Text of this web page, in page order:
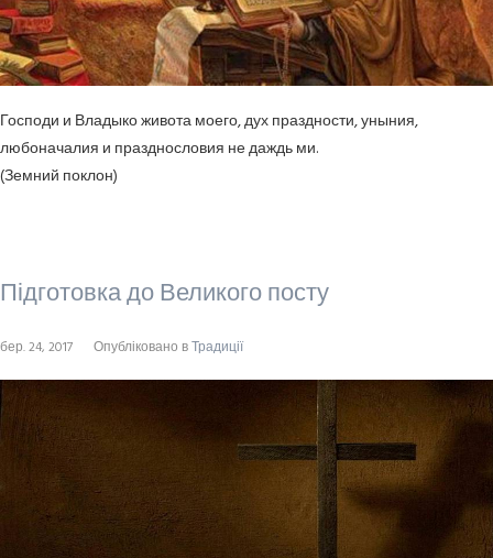
Господи и Владыко живота моего, дух праздности, уныния,
любоначалия и празднословия не даждь ми.
(Земний поклон)
Підготовка до Великого посту
бер. 24, 2017 Опубліковано вТрадиції